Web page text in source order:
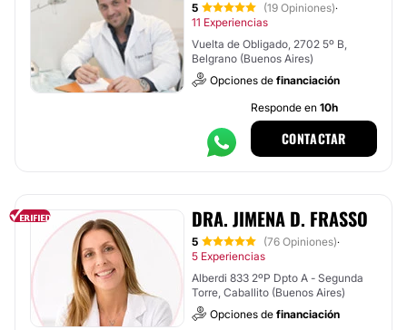
5 (19 Opiniones)·
11 Experiencias
Vuelta de Obligado, 2702 5º B,
Belgrano (Buenos Aires)
Opciones de financiación
Responde en 10h
CONTACTAR
DRA. JIMENA D. FRASSO
5 (76 Opiniones)·
5 Experiencias
Alberdi 833 2ºP Dpto A - Segunda
Torre, Caballito (Buenos Aires)
Opciones de financiación